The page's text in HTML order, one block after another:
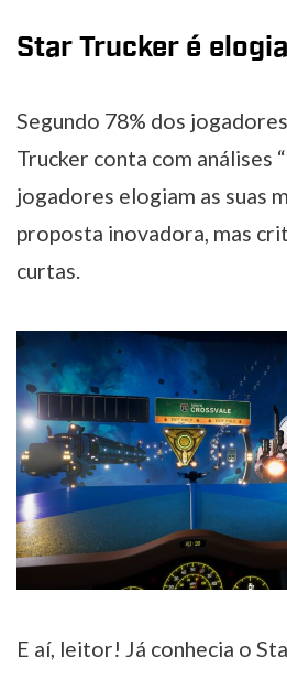
Star Trucker é
Segundo 78% dos
Trucker conta com análises
jogadores elogiam as suas
proposta inovadora, mas
curtas.
E aí, leitor! Já conhecia o